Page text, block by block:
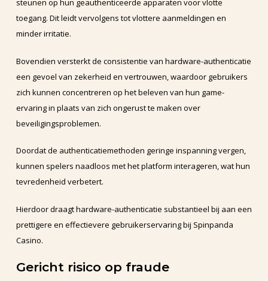
steunen op hun geauthenticeerde apparaten voor vlotte
toegang. Dit leidt vervolgens tot vlottere aanmeldingen en
minder irritatie.
Bovendien versterkt de consistentie van hardware-authenticatie
een gevoel van zekerheid en vertrouwen, waardoor gebruikers
zich kunnen concentreren op het beleven van hun game-
ervaring in plaats van zich ongerust te maken over
beveiligingsproblemen.
Doordat de authenticatiemethoden geringe inspanning vergen,
kunnen spelers naadloos met het platform interageren, wat hun
tevredenheid verbetert.
Hierdoor draagt hardware-authenticatie substantieel bij aan een
prettigere en effectievere gebruikerservaring bij Spinpanda
Casino.
Gericht risico op fraude